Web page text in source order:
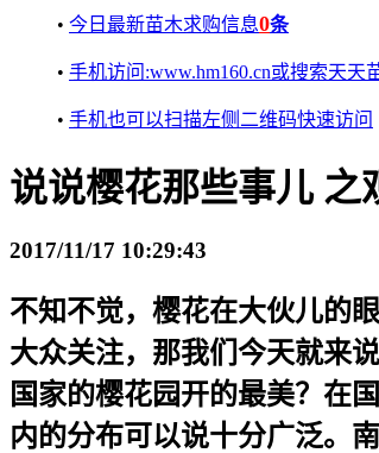
• 今日最新苗木求购信息0条
• 手机访问:www.hm160.cn或搜索天天
• 手机也可以扫描左侧二维码快速访问
说说樱花那些事儿 之
2017/11/17 10:29:43
不知不觉，樱花在大伙儿的
大众关注，那我们今天就来
国家的樱花园开的最美？在
内的分布可以说十分广泛。